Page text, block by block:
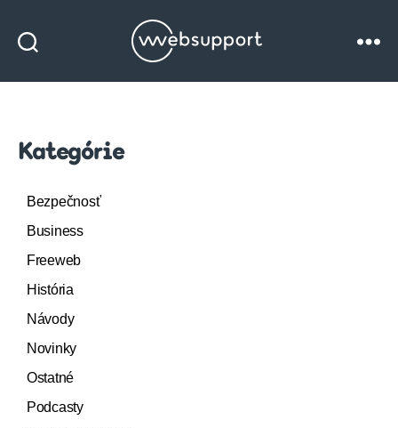
Websupport
Kategórie
Bezpečnosť
Business
Freeweb
História
Návody
Novinky
Ostatné
Podcasty